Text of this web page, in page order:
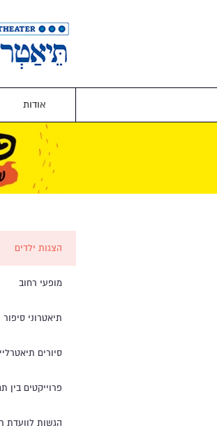
אודות
הצגות ילדים
מופעי רחוב
תיאטרוני סיפור
סיורים
פרוייקטים בין
הגשות לוועדת